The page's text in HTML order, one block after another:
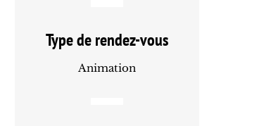
Type de rendez-vous
Animation